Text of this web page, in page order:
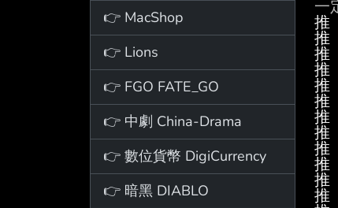
👉 MacShop
👉 Lions
👉 FGO FATE_GO
👉 中劇 China-Drama
👉 數位貨幣 DigiCurrency
👉 暗黑 DIABLO
推
推
推
推
推
推
推
推
推
推
推
推